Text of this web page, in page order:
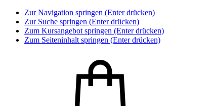
Zur Navigation springen (Enter drücken)
Zur Suche springen (Enter drücken)
Zum Kursangebot springen (Enter drücken)
Zum Seiteninhalt springen (Enter drücken)